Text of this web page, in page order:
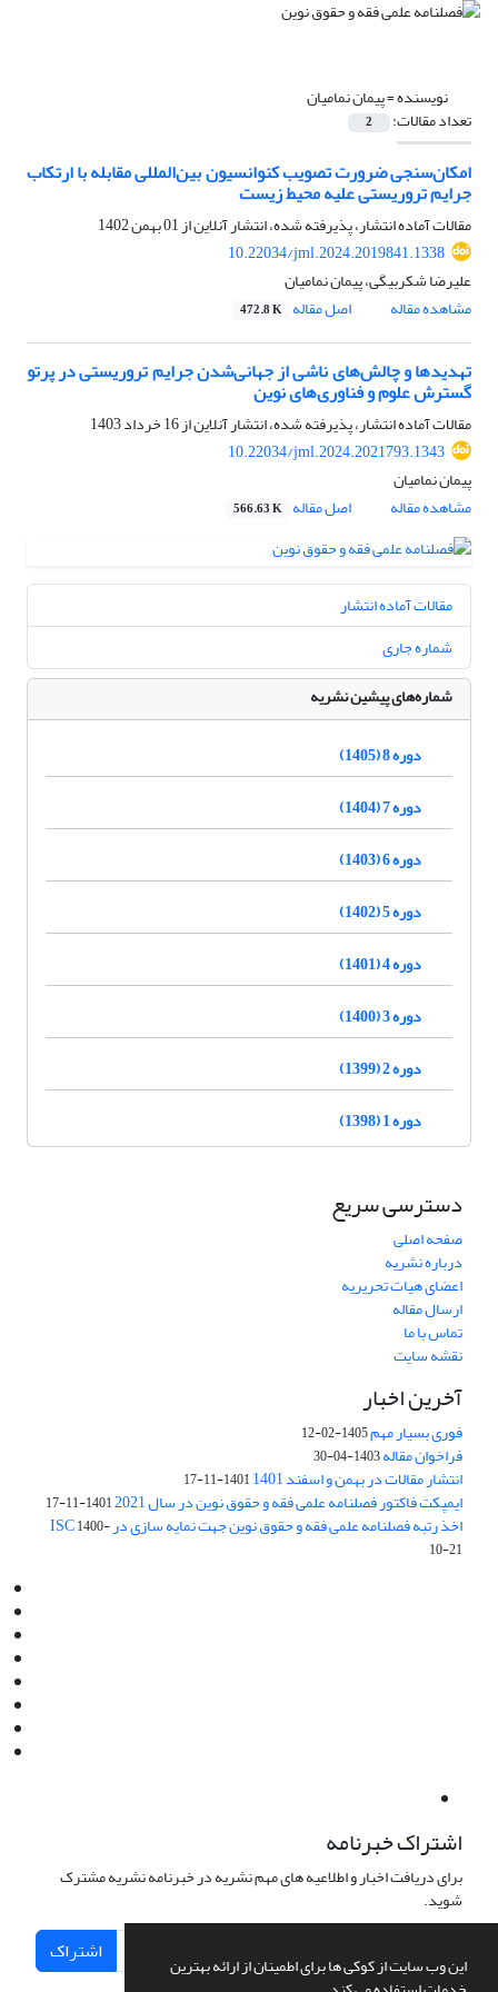
این وب سایت از کوکی ها برای اطمینان از ارائه بهترین
نویسنده =پیمان نمامیان
تعداد مقالات: 2
امکان‌سنجی ضرورت تصویب کنوانسیون بین‌المللی مقابله با ارتکاب
جرایم تروریستی علیه محیط زیست
مقالات آماده انتشار، پذیرفته شده، انتشار آنلاین از01 بهمن 1402
10.22034/jml.2024.2019841.1338
علیرضا شکربیگی، پیمان نمامیان
مشاهده مقاله
اصل مقاله 472.8 K
تهدیدها و چالش‌های ناشی از جهانی‌شدن جرایم تروریستی در پرتو
گسترش علوم و فناوری‌های نوین
مقالات آماده انتشار، پذیرفته شده، انتشار آنلاین از16 خرداد 1403
10.22034/jml.2024.2021793.1343
پیمان نمامیان
مشاهده مقاله
اصل مقاله 566.63 K
مقالات آماده انتشار
شماره جاری
شماره‌های پیشین نشریه
دوره 8 (1405)
دوره 7 (1404)
دوره 6 (1403)
دوره 5 (1402)
دوره 4 (1401)
دوره 3 (1400)
دوره 2 (1399)
دوره 1 (1398)
دسترسی سریع
صفحه اصلی
درباره نشریه
اعضای هیات تحریریه
ارسال مقاله
تماس با ما
نقشه سایت
آخرین اخبار
فوری بسیار مهم1405-02-12
فراخوان مقاله1403-04-30
انتشار مقالات در بهمن و اسفند 1401 1401-11-17
ایمپکت فاکتور فصلنامه علمی فقه و حقوق نوین در سال 2021 1401-11-17
اخذ رتبه فصلنامه علمی فقه و حقوق نوین جهت نمایه سازی در ISC1400-
10-21
اشتراک خبرنامه
برای دریافت اخبار و اطلاعیه های مهم نشریه در خبرنامه نشریه مشترک
شوید.
اشتراک